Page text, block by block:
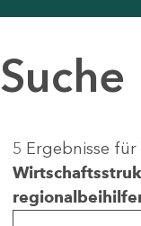
Suche
5 Ergebnisse für